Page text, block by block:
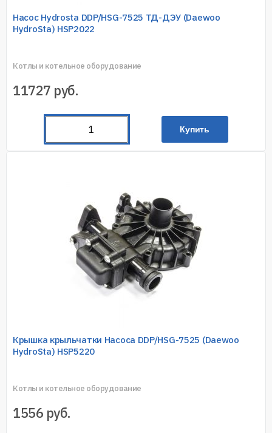
Насос Hydrosta DDP/HSG-7525 ТД-ДЭУ (Daewoo
HydroSta) HSP2022
Котлы и котельное оборудование
11727 руб.
Купить
Крышка крыльчатки Насоса DDP/HSG-7525 (Daewoo
HydroSta) HSP5220
Котлы и котельное оборудование
1556 руб.